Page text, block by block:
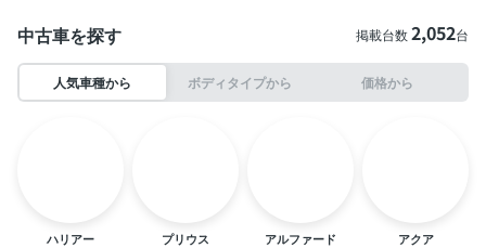
中古車を探す 掲載台数2,052台
人気車種から ボディタイプから 価格から
ハリアー プリウス アルファード アクア